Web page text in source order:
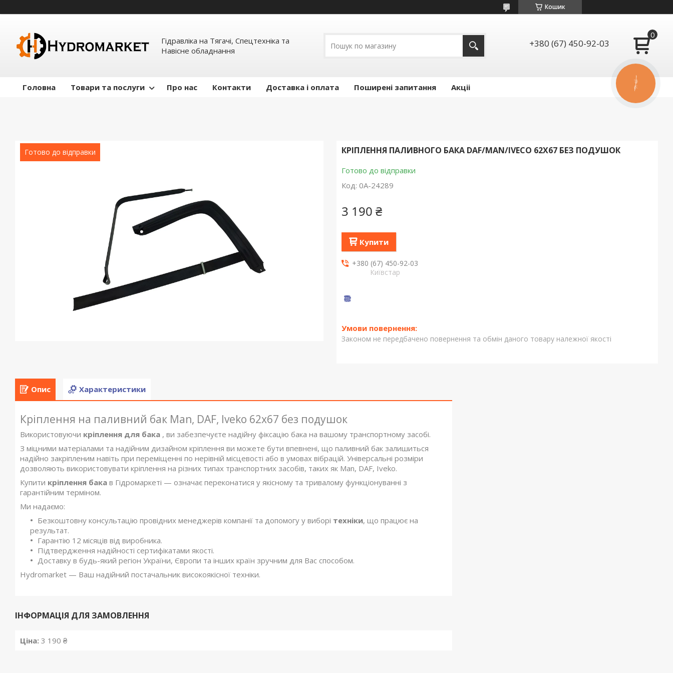
Кошик
Гідравліка на Тягачі, Спецтехніка та
Навісне обладнання
+380 (67) 450-92-03
Головна Товари та послуги Про нас Контакти Доставка і оплата Поширені запитання Акціі
Готово до відправки КРІПЛЕННЯ ПАЛИВНОГО БАКА DAF/MAN/IVECO 62Х67 БЕЗ ПОДУШОК
Готово до відправки
Код: 0А-24289
3 190 ₴
Купити
+380 (67) 450-92-03
Київстар
Законом не передбачено повернення та обмін даного товару належної якості
Опис Характеристики
Кріплення на паливний бак Man, DAF, Iveko 62х67 без подушок
Використовуючи кріплення для бака , ви забезпечуєте надійну фіксацію бака на вашому транспортному засобі.
З міцними матеріалами та надійним дизайном кріплення ви можете бути впевнені, що паливний бак залишиться
надійно закріпленим навіть при переміщенні по нерівній місцевості або в умовах вібрацій. Універсальні розміри
дозволяють використовувати кріплення на різних типах транспортних засобів, таких як Man, DAF, Iveko.
Купити кріплення бака в Гідромаркеті — означає переконатися у якісному та тривалому функціонуванні з
гарантійним терміном.
Ми надаємо:
Безкоштовну консультацію провідних менеджерів компанії та допомогу у виборі техніки, що працює на
результат.
Гарантію 12 місяців від виробника.
Підтвердження надійності сертифікатами якості.
Доставку в будь-який регіон України, Європи та інших країн зручним для Вас способом.
Hydromarket — Ваш надійний постачальник високоякісної техніки.
ІНФОРМАЦІЯ ДЛЯ ЗАМОВЛЕННЯ
Ціна: 3 190 ₴
КНОПКА
ЗВ'ЯЗКУ